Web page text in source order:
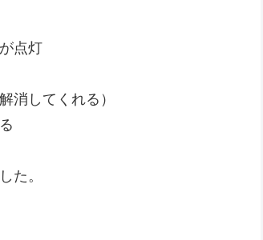
点灯
消してくれる）
た。